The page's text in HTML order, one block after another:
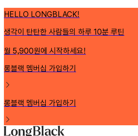
HELLO LONGBLACK!
생각이 탄탄한 사람들의 하루 10분 루틴
월 5,900원에 시작하세요!
롱블랙 멤버십 가입하기
롱블랙 멤버십 가입하기